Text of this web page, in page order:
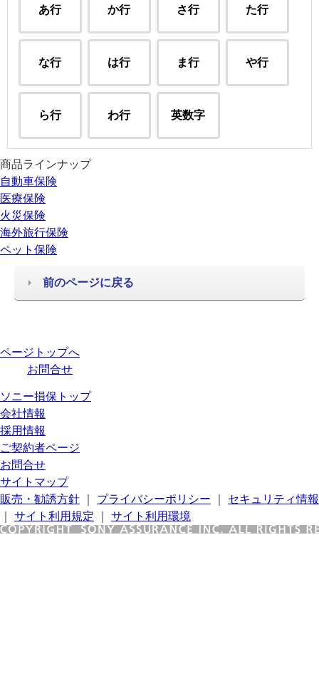
あ行 か行 さ行 た行
な行 は行 ま行 や行
ら行 わ行 英数字
商品ラインナップ
自動車保険
医療保険
火災保険
海外旅行保険
ペット保険
前のページに戻る
ページトップへ
お問合せ
ソニー損保トップ
会社情報
採用情報
ご契約者ページ
お問合せ
サイトマップ
販売・勧誘方針
プライバシーポリシー
セキュリティ情報
サイト利用規定 サイト利用環境